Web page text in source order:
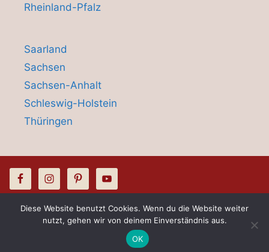
Rheinland-Pfalz
Saarland
Sachsen
Sachsen-Anhalt
Schleswig-Holstein
Thüringen
© 2026 Hussenliebe - Stuhlhusssen &
Tischdecken Verleih
Diese Website benutzt Cookies. Wenn du die Website weiter
nutzt, gehen wir von deinem Einverständnis aus.
OK
Kontakt